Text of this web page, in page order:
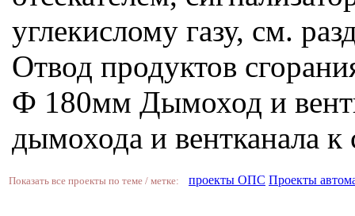
углекислому газу, см.
Отвод продуктов
Ф 180мм Дымоход и
дымохода и вентканала
Показать все проекты по теме / метке: проекты ОПС Проекты